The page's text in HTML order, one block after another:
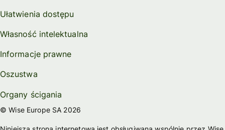
Ułatwienia dostępu
Własność intelektualna
Informacje prawne
Oszustwa
Organy ścigania
© Wise Europe SA 2026